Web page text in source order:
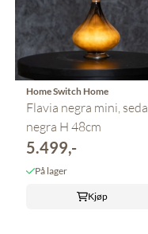
Home Switch Home
Flavia negra mini, seda
negra H 48cm
5.499,-
På lager
Kjøp